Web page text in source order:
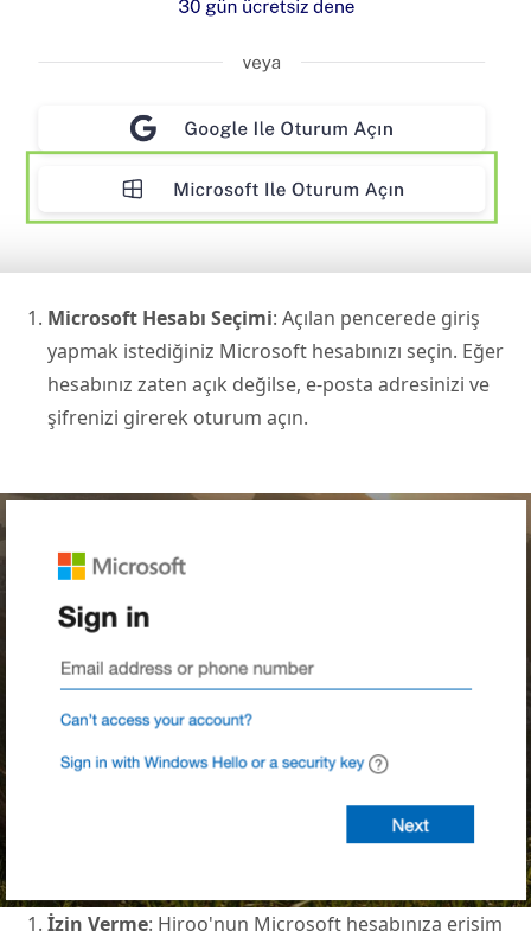
Microsoft Hesabı Seçimi: Açılan pencerede giriş
yapmak istediğiniz Microsoft hesabınızı seçin. Eğer
hesabınız zaten açık değilse, e-posta adresinizi ve
şifrenizi girerek oturum açın.
İzin Verme: Hiroo'nun Microsoft hesabınıza erişim